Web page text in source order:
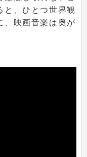
と、ひとつ世界観
、映画音楽は奥が